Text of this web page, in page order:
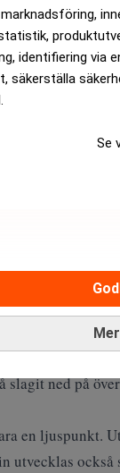
identifiering via
säkerställa
Se
ANNONS
slagit ned på
en ljuspunkt.